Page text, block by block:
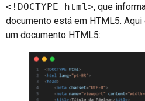
<!DOCTYPE html>, que
documento está em HTML5.
um documento HTML5: